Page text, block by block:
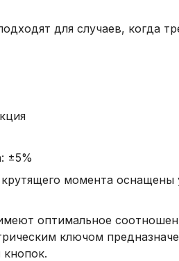
для случаев, когда
±5%
момента
оптимальное
ключом